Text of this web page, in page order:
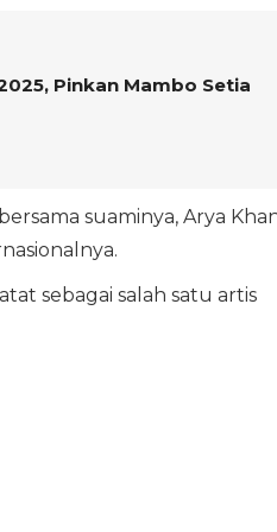
Pinkan Mambo Setia
suaminya, Arya
sebagai salah satu artis